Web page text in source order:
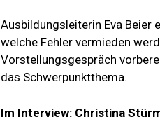
Ausbildungsleiterin Eva Beier
welche Fehler vermieden
Vorstellungsgespräch
das Schwerpunktthema.
Im Interview: Christina